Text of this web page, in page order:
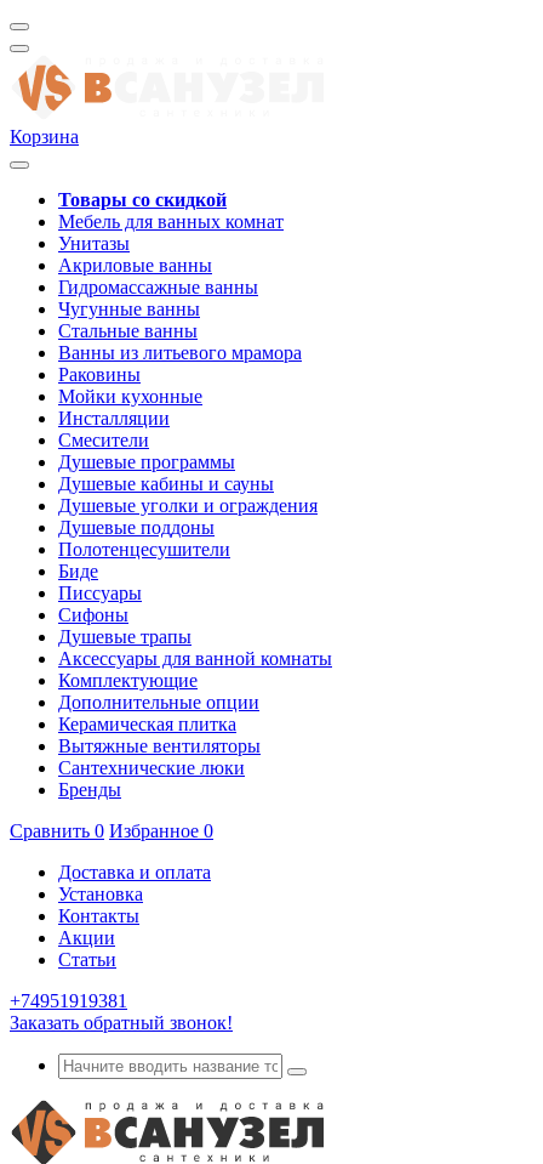
Корзина
Товары со скидкой
Мебель для ванных комнат
Унитазы
Акриловые ванны
Гидромассажные ванны
Чугунные ванны
Стальные ванны
Ванны из литьевого мрамора
Раковины
Мойки кухонные
Инсталляции
Смесители
Душевые программы
Душевые кабины и сауны
Душевые уголки и ограждения
Душевые поддоны
Полотенцесушители
Биде
Писсуары
Сифоны
Душевые трапы
Аксессуары для ванной комнаты
Комплектующие
Дополнительные опции
Керамическая плитка
Вытяжные вентиляторы
Сантехнические люки
Бренды
Сравнить 0 Избранное 0
Доставка и оплата
Установка
Контакты
Акции
Статьи
+74951919381
Заказать обратный звонок!